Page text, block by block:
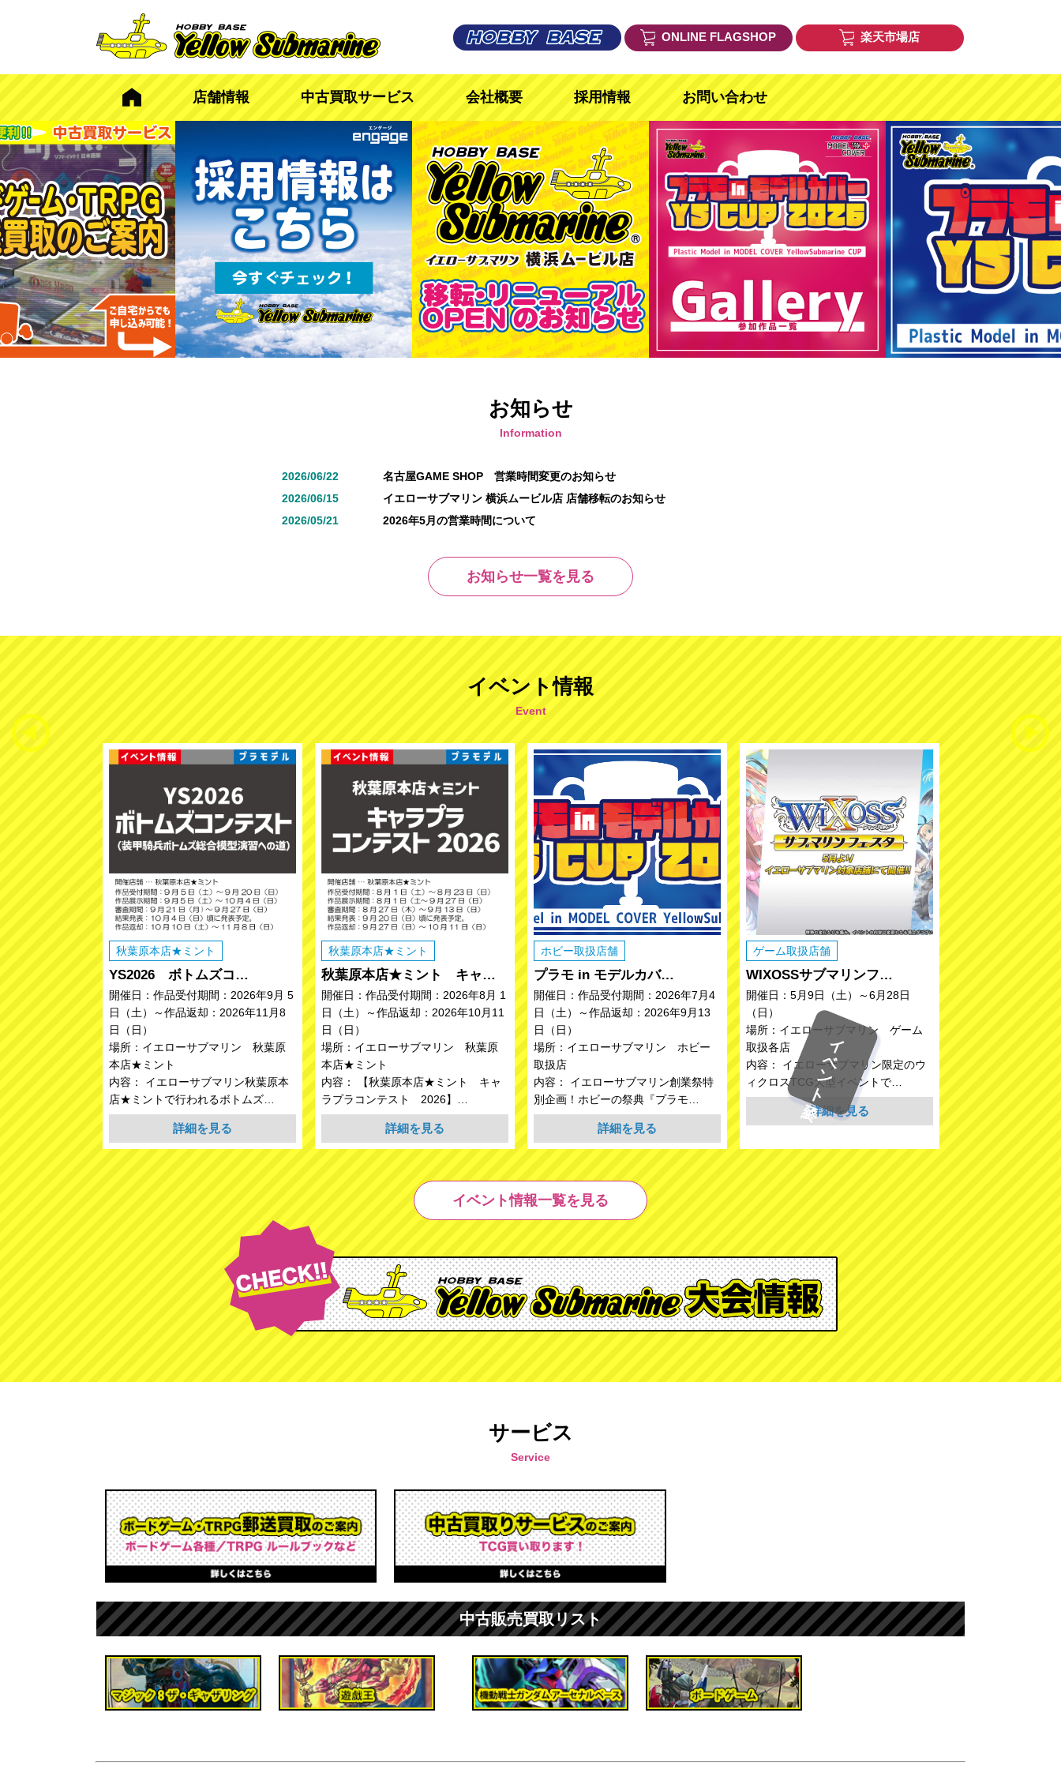
ONLINE FLAGSHOP 楽天市場店
店舗情報 中古買取サービス 会社概要 採用情報 お問い合わせ
お知らせ
Information
2026/06/22
名古屋GAME SHOP 営業時間変更のお知らせ
2026/06/15
イエローサブマリン 横浜ムービル店 店舗移転のお知らせ
2026/05/21
2026年5月の営業時間について
お知らせ一覧を見る
イベント情報
Event
秋葉原本店★ミント
YS2026 ボトムズコ…
開催日：作品受付期間：2026年9月 5
日（土）～作品返却：2026年11月8
日（日）
場所：イエローサブマリン 秋葉原
本店★ミント
内容： イエローサブマリン秋葉原本
店★ミントで行われるボトムズ…
詳細を見る
秋葉原本店★ミント
秋葉原本店★ミント キャ…
開催日：作品受付期間：2026年8月 1
日（土）～作品返却：2026年10月11
日（日）
場所：イエローサブマリン 秋葉原
本店★ミント
内容： 【秋葉原本店★ミント キャ
ラプラコンテスト 2026】…
詳細を見る
ホビー取扱店舗
プラモ in モデルカバ…
開催日：作品受付期間：2026年7月4
日（土）～作品返却：2026年9月13
日（日）
場所：イエローサブマリン ホビー
取扱店
内容： イエローサブマリン創業祭特
別企画！ホビーの祭典『プラモ…
詳細を見る
イベント終了
ゲーム取扱店舗
WIXOSSサブマリンフ…
開催日：5月9日（土）～6月28日
（日）
場所：イエローサブマリン ゲーム
取扱各店
内容： イエローサブマリン限定のウ
ィクロスTCG大型イベントで…
詳細を見る
イベント情報一覧を見る
サービス
Service
中古販売買取リスト